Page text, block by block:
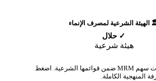
الهيئة الشرعية لمصرف الإنماء
✓ حلال
هيئة شرعية
صنفت هذه الهيئات سهم MRM ضمن قوائمها الشرعية. اضغط
المنهجية الكاملة.